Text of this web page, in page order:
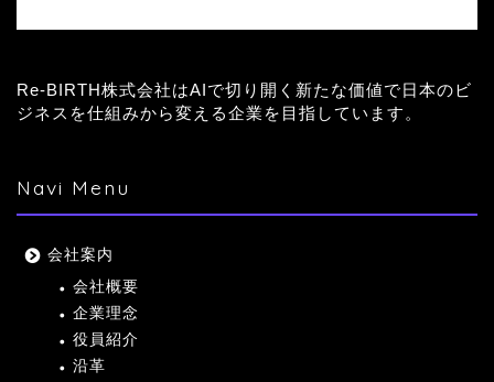
Re-BIRTH株式会社はAIで切り開く新たな価値で日本のビ
ジネスを仕組みから変える企業を目指しています。
Navi Menu
会社案内
会社概要
企業理念
役員紹介
沿革